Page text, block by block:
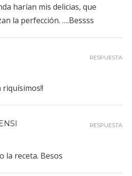
harían mis delicias, que
la perfección. ….Bessss
riquísimos!!
RESPUESTA
la receta. Besos
RESPUESTA